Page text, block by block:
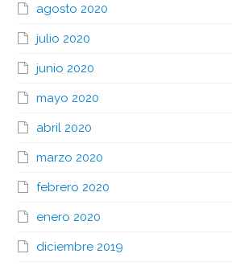
agosto 2020
julio 2020
junio 2020
mayo 2020
abril 2020
marzo 2020
febrero 2020
enero 2020
diciembre 2019